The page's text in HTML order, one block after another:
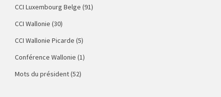
CCI Luxembourg Belge (91)
CCI Wallonie (30)
CCI Wallonie Picarde (5)
Conférence Wallonie (1)
Mots du président(52)